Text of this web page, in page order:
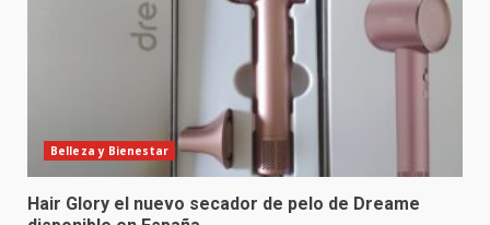
Belleza y Bienestar
Hair Glory el nuevo secador de pelo de Dreame